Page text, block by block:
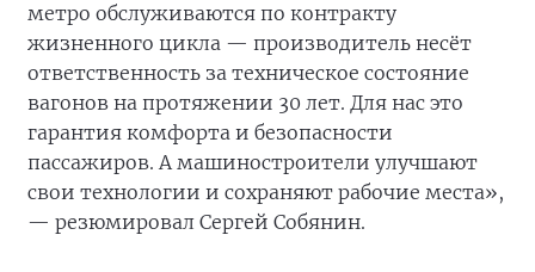
метро обслуживаются по контракту
жизненного цикла — производитель несёт
ответственность за техническое состояние
вагонов на протяжении 30 лет. Для нас это
гарантия комфорта и безопасности
пассажиров. А машиностроители улучшают
свои технологии и сохраняют рабочие места»,
— резюмировал Сергей Собянин.